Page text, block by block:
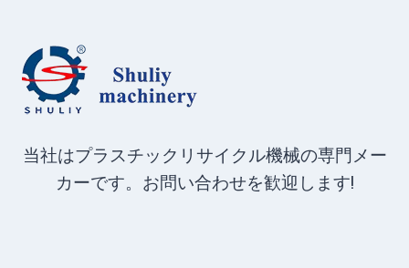
当社はプラスチックリサイクル機械の専門メー
カーです。お問い合わせを歓迎します!